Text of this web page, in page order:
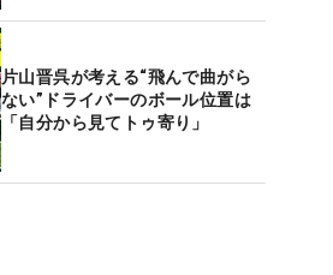
片山晋呉が考える“飛んで曲がら
ない”ドライバーのボール位置は
「自分から見てトゥ寄り」